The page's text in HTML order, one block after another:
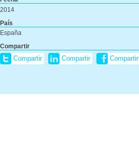
2014
País
España
Compartir
Compartir Compartir Compartir